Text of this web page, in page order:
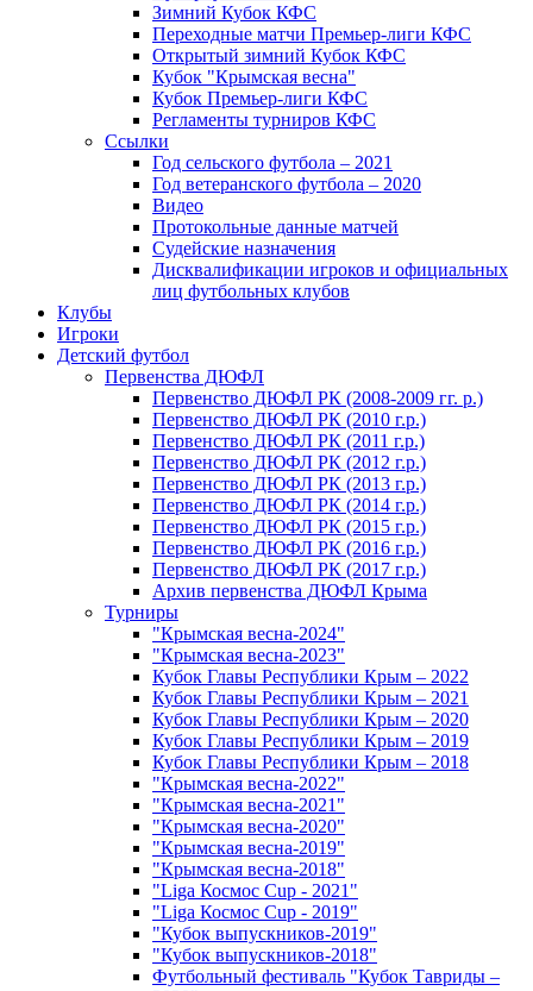
Зимний Кубок КФС
Переходные матчи Премьер-лиги КФС
Открытый зимний Кубок КФС
Кубок "Крымская весна"
Кубок Премьер-лиги КФС
Регламенты турниров КФС
Ссылки
Год сельского футбола – 2021
Год ветеранского футбола – 2020
Видео
Протокольные данные матчей
Судейские назначения
Дисквалификации игроков и официальных
лиц футбольных клубов
Клубы
Игроки
Детский футбол
Первенства ДЮФЛ
Первенство ДЮФЛ РК (2008-2009 гг. р.)
Первенство ДЮФЛ РК (2010 г.р.)
Первенство ДЮФЛ РК (2011 г.р.)
Первенство ДЮФЛ РК (2012 г.р.)
Первенство ДЮФЛ РК (2013 г.р.)
Первенство ДЮФЛ РК (2014 г.р.)
Первенство ДЮФЛ РК (2015 г.р.)
Первенство ДЮФЛ РК (2016 г.р.)
Первенство ДЮФЛ РК (2017 г.р.)
Архив первенства ДЮФЛ Крыма
Турниры
"Крымская весна-2024"
"Крымская весна-2023"
Кубок Главы Республики Крым – 2022
Кубок Главы Республики Крым – 2021
Кубок Главы Республики Крым – 2020
Кубок Главы Республики Крым – 2019
Кубок Главы Республики Крым – 2018
"Крымская весна-2022"
"Крымская весна-2021"
"Крымская весна-2020"
"Крымская весна-2019"
"Крымская весна-2018"
"Liga Космос Cup - 2021"
"Liga Космос Cup - 2019"
"Кубок выпускников-2019"
"Кубок выпускников-2018"
Футбольный фестиваль "Кубок Тавриды –